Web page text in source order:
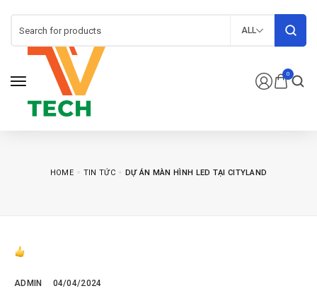
0
ALL
HOME TIN TỨC DỰ ÁN MÀN HÌNH LED TẠI CITYLAND
ADMIN 04/04/2024